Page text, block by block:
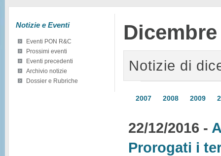
Notizie e Eventi
Eventi PON R&C
Prossimi eventi
Eventi precedenti
Archivio notizie
Dossier e Rubriche
Dicembre
Notizie di
2007 2008 2009
22/12/2016 -
Prorogati i